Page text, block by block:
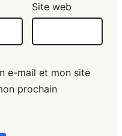
Site web
e-mail et mon site
prochain